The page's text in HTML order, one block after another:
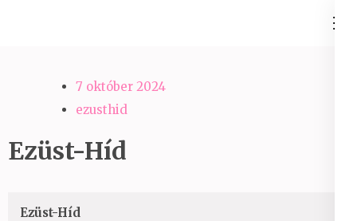
7 október 2024
ezusthid
Ezüst-Híd
Ezüst-Híd